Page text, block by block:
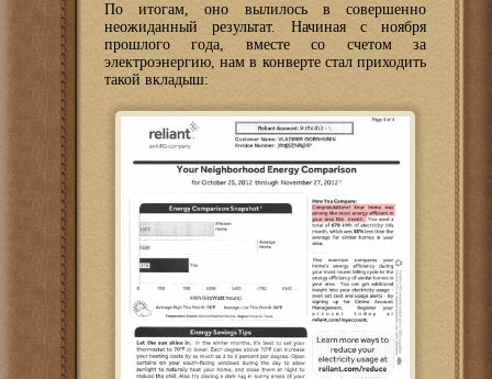
По итогам, оно вылилось в совершенно
неожиданный результат. Начиная с ноября
прошлого года, вместе со счетом за
электроэнергию, нам в конверте стал приходить
такой вкладыш: